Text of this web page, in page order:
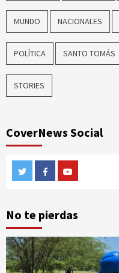
MUNDO NACIONALES
POLÍTICA SANTO TOMÁS
STORIES
CoverNews Social
TwitterFacebook
No te pierdas